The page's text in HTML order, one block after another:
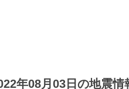
年08月03日の地震情